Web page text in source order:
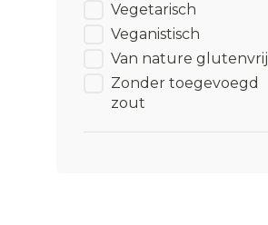
Vegetarisch
Veganistisch
Van nature glutenvrij
Zonder toegevoegd
zout